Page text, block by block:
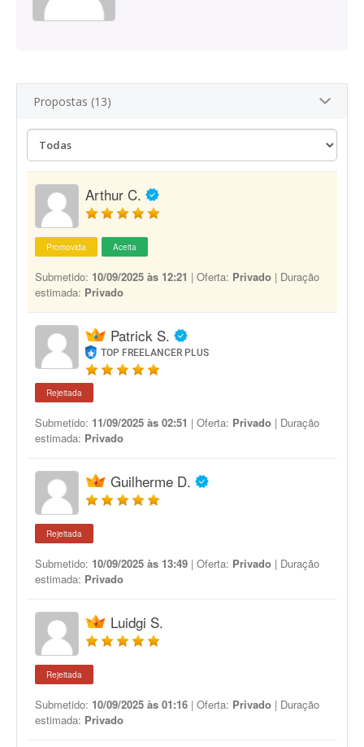
Propostas (13)
Arthur C.
Promovida Aceita
Submetido: 10/09/2025 às 12:21 | Oferta: Privado | Duração
estimada: Privado
Patrick S.
TOP FREELANCER PLUS
Rejeitada
Submetido: 11/09/2025 às 02:51 | Oferta: Privado | Duração
estimada: Privado
Guilherme D.
Rejeitada
Submetido: 10/09/2025 às 13:49 | Oferta: Privado | Duração
estimada: Privado
Luidgi S.
Rejeitada
Submetido: 10/09/2025 às 01:16 | Oferta: Privado | Duração
estimada: Privado